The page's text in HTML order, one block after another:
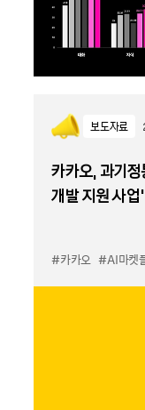
보도자료
카카오, 과기
개발 지원 사업
#카카오 #AI마켓